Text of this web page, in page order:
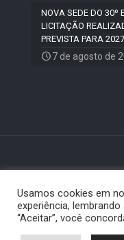
NOVA SEDE DO 30º
LICITAÇÃO
PREVISTA PARA 2027.
7 de agosto de
© 2024 Paiquerê
Usamos cookies em
experiência,
“Aceitar”, você